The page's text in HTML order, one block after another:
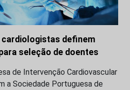
cardiologistas definem
seleção de doentes
de Intervenção Cardiovascular
a Sociedade Portuguesa de